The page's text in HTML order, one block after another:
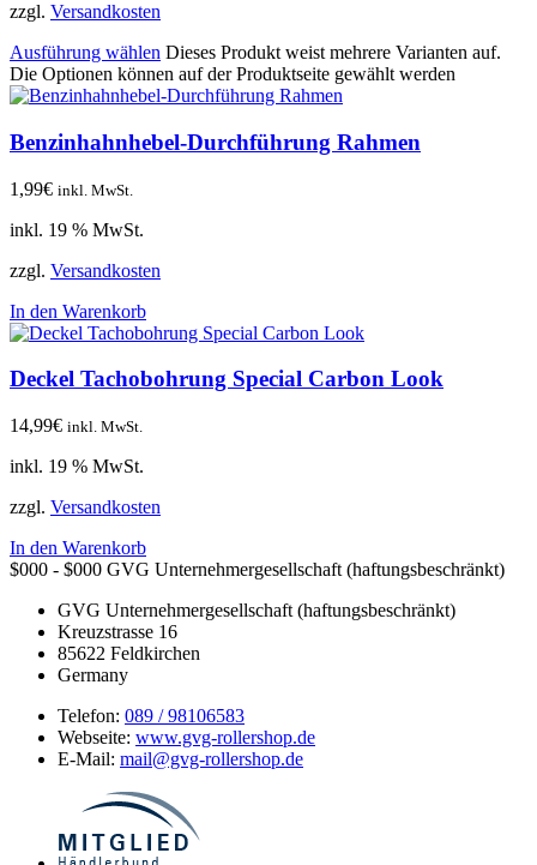
zzgl. Versandkosten
Ausführung wählen Dieses Produkt weist mehrere Varianten auf.
Die Optionen können auf der Produktseite gewählt werden
Benzinhahnhebel-Durchführung Rahmen
1,99€ inkl. MwSt.
inkl. 19 % MwSt.
zzgl. Versandkosten
In den Warenkorb
Deckel Tachobohrung Special Carbon Look
14,99€ inkl. MwSt.
inkl. 19 % MwSt.
zzgl. Versandkosten
In den Warenkorb
$000 - $000 GVG Unternehmergesellschaft (haftungsbeschränkt)
GVG Unternehmergesellschaft (haftungsbeschränkt)
Kreuzstrasse 16
85622 Feldkirchen
Germany
Telefon: 089 / 98106583
Webseite: www.gvg-rollershop.de
E-Mail: mail@gvg-rollershop.de